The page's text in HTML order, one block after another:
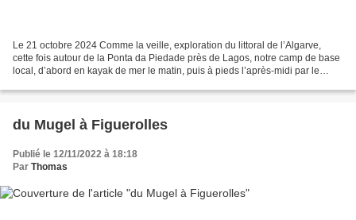
Le 21 octobre 2024 Comme la veille, exploration du littoral de l’Algarve,
cette fois autour de la Ponta da Piedade près de Lagos, notre camp de base
local, d’abord en kayak de mer le matin, puis à pieds l’après-midi par le
du Mugel à Figuerolles
Publié le 12/11/2022 à 18:18
Par Thomas